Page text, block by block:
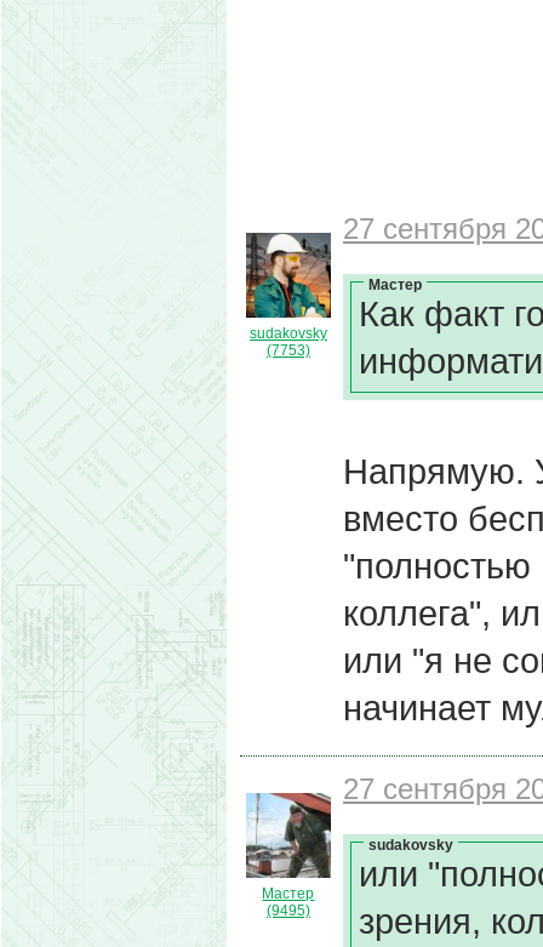
sudakovsky
(7753)
27 сентября
Мастер
Как факт
Напрямую.
вместо
коллега",
или "я не
начинает
Мастер
(9495)
27 сентября
sudakovsky
или
зрения,